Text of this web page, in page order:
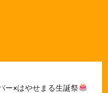
ー×はやせまる生誕祭